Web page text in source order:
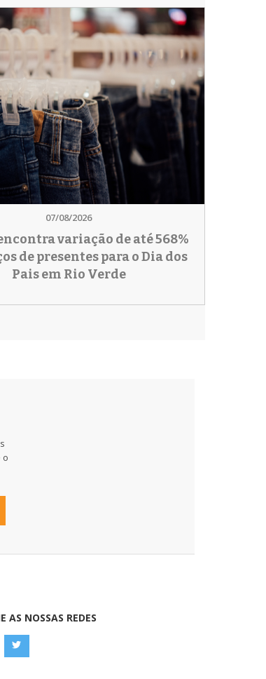
07/08/2026
variação de até 568%
de presentes para o Dia dos
Pais em Rio Verde
o
AS NOSSAS REDES